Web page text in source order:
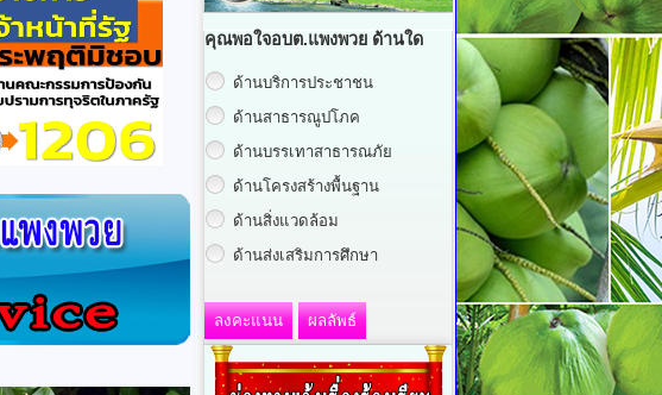
คุณพอใจอบต.แพงพวย ด้านใด
ด้านบริการประชาชน
ด้านสาธารณูปโภค
ด้านบรรเทาสาธารณภัย
ด้านโครงสร้างพื้นฐาน
ด้านสิ่งแวดล้อม
ด้านส่งเสริมการศึกษา